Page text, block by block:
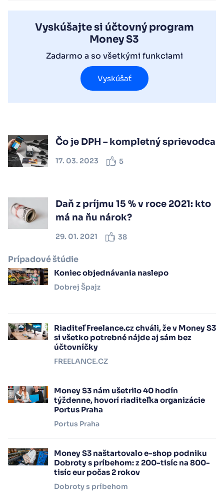
Vyskúšajte si účtovný program
Money S3
Zadarmo a so všetkými funkciami
Vyskúšať
Čo je DPH – kompletný sprievodca
17. 03. 2023 5
Daň z príjmu 15 % v roce 2021: kto
má na ňu nárok?
29. 01. 2021 38
Prípadové štúdie
Koniec objednávania naslepo
Dobrej Špajz
Riaditeľ Freelance.cz chváli, že v Money S3
si všetko potrebné nájde aj sám bez
účtovníčky
FREELANCE.CZ
Money S3 nám ušetrilo 40 hodín
týždenne, hovorí riaditeľka organizácie
Portus Praha
Portus Praha
Money S3 naštartovalo e-shop podniku
Dobroty s príbehom: z 200-tisíc na 800-
tisíc eur počas 2 rokov
Dobroty s príbehom